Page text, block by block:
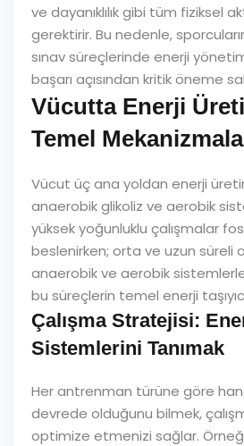
ve dayanıklılık gibi tüm fiziksel
gerektirir. Bu nedenle,
sınav süreçlerinde enerji
başarı açısından kritik öneme
Vücutta Enerji
Temel
Vücut üç ana yoldan enerji
anaerobik glikoliz ve aerobik
yüksek yoğunluklu çalışmalar
beslenirken; orta ve uzun süreli
anaerobik ve aerobik
bu süreçlerin temel enerji
Çalışma Stratejisi:
Sistemlerini Tanımak
Her antrenman türüne göre
devrede olduğunu bilmek,
optimize etmenizi sağlar.